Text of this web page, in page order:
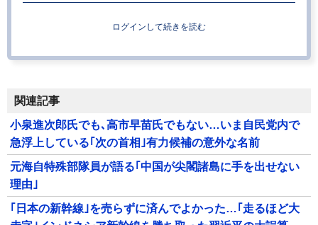
ログインして続きを読む
関連記事
小泉進次郎氏でも､高市早苗氏でもない…いま自民党内で
急浮上している｢次の首相｣有力候補の意外な名前
元海自特殊部隊員が語る｢中国が尖閣諸島に手を出せない
理由｣
｢日本の新幹線｣を売らずに済んでよかった…｢走るほど大